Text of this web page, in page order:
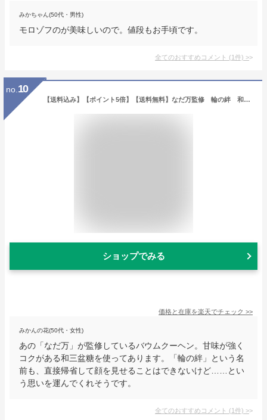
みかちゃん(50代・男性)
モロゾフのが美味しいので。値段もお手頃です。
全てのおすすめコメント (1件) >
no. 10
【送料込み】【ポイント5倍】【送料無料】なだ万監修 輪の絆 和三盆バウムクーヘン【出産内祝いギフトに最適です。】【出産内祝い 送料無料】【内祝い お返し】【洋菓子 スイーツ バームクーヘン バウムクーヘン ギフトセット】
ショップでみる
価格と在庫を楽天でチェック >>
みかんの花(50代・女性)
あの「なだ万」が監修しているバウムクーヘン。甘味が強く
コクがある和三盆糖を使ってあります。「輪の絆」という名
前も、直接帰省して顔を見せることはできないけど……とい
う思いを運んでくれそうです。
全てのおすすめコメント (1件) >